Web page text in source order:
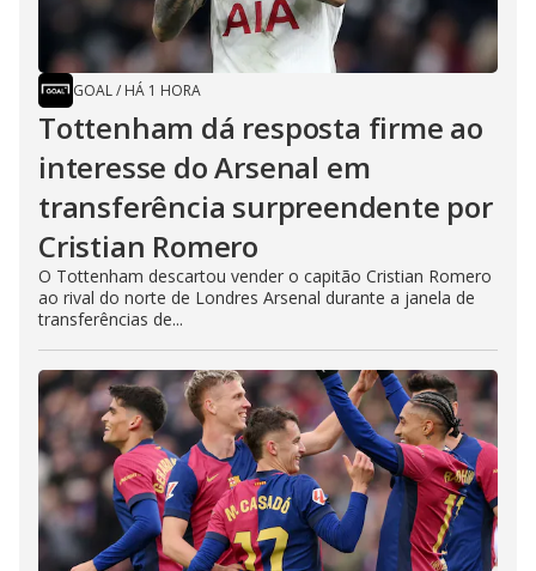
GOAL/ HÁ 1 HORA
Tottenham dá resposta firme ao
interesse do Arsenal em
transferência surpreendente por
Cristian Romero
O Tottenham descartou vender o capitão Cristian Romero
ao rival do norte de Londres Arsenal durante a janela de
transferências de...